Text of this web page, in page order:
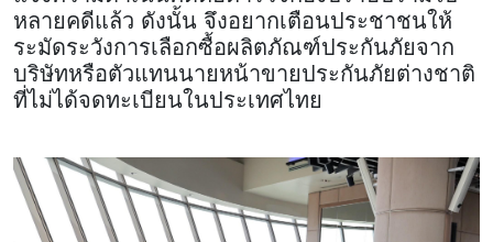
หลายคดีแล้ว ดังนั้น จึงอยากเตือนประชาชนให้
ระมัดระวังการเลือกซื้อผลิตภัณฑ์ประกันภัยจาก
บริษัทหรือตัวแทนนายหน้าขายประกันภัยต่างชาติ
ที่ไม่ได้จดทะเบียนในประเทศไทย